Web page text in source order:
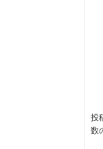
投
数